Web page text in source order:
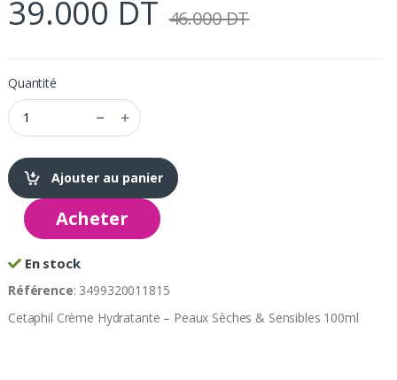
39.000 DT 46.000 DT
Quantité
Ajouter au panier
Acheter
En stock
Référence: 3499320011815
Cetaphil Crème Hydratante – Peaux Sèches & Sensibles 100ml